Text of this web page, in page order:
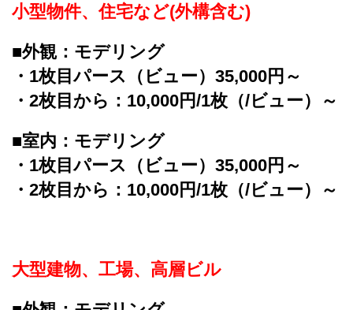
小型物件、住宅など(外構含む)
■外観：モデリング
・1枚目パース（ビュー）35,000円～
・2枚目から：10,000円/1枚（/ビュー）～
■室内：モデリング
・1枚目パース（ビュー）35,000円～
・2枚目から：10,000円/1枚（/ビュー）～
大型建物、工場、高層ビル